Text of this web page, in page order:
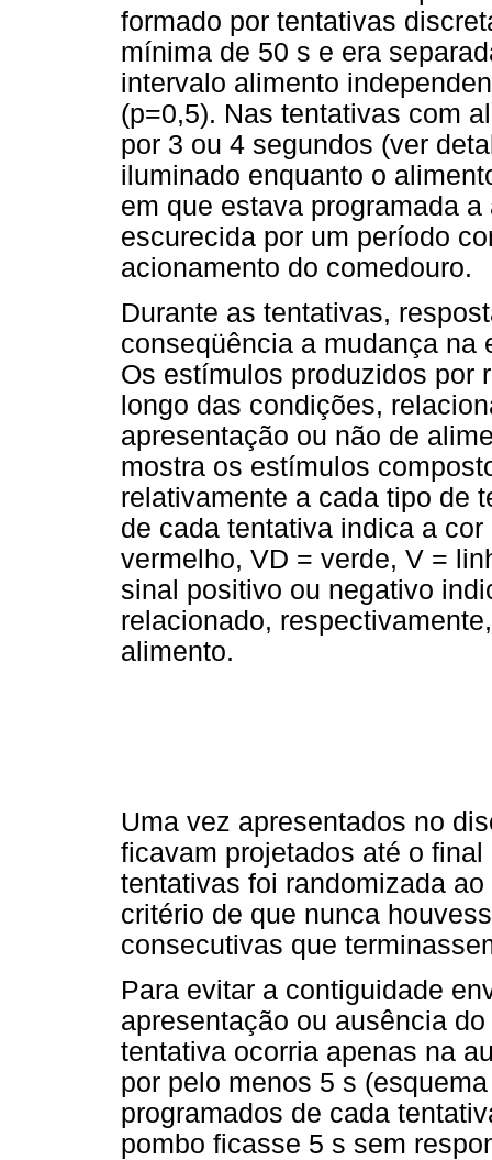
formado por tentativas
mínima de 50 s e era
intervalo alimento
(p=0,5). Nas tentativas com
por 3 ou 4 segundos (ver
iluminado enquanto o
em que estava programada
escurecida por um período
acionamento do comedouro.
Durante as tentativas,
conseqüência a mudança na
Os estímulos produzidos por
longo das condições,
apresentação ou não de
mostra os estímulos
relativamente a cada tipo de
de cada tentativa indica a
vermelho, VD = verde, V =
sinal positivo ou negativo
relacionado,
alimento.
Uma vez apresentados no
ficavam projetados até o
tentativas foi randomizada
critério de que nunca
consecutivas que
Para evitar a contiguidade
apresentação ou ausência
tentativa ocorria apenas na
por pelo menos 5 s
programados de cada
pombo ficasse 5 s sem